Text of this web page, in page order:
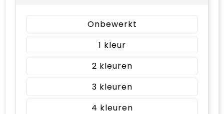
Onbewerkt
1
2
3
4